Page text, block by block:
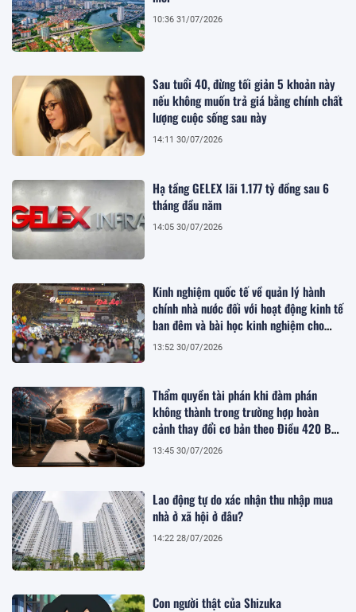
10:36 31/07/2026
Sau tuổi 40, đừng tối giản 5 khoản này
nếu không muốn trả giá bằng chính chất
lượng cuộc sống sau này
14:11 30/07/2026
Hạ tầng GELEX lãi 1.177 tỷ đồng sau 6
tháng đầu năm
14:05 30/07/2026
Kinh nghiệm quốc tế về quản lý hành
chính nhà nước đối với hoạt động kinh tế
ban đêm và bài học kinh nghiệm cho
Việt Nam
13:52 30/07/2026
Thẩm quyền tài phán khi đàm phán
không thành trong trường hợp hoàn
cảnh thay đổi cơ bản theo Điều 420 Bộ
luật Dân sự năm 2015
13:45 30/07/2026
Lao động tự do xác nhận thu nhập mua
nhà ở xã hội ở đâu?
14:22 28/07/2026
Con người thật của Shizuka